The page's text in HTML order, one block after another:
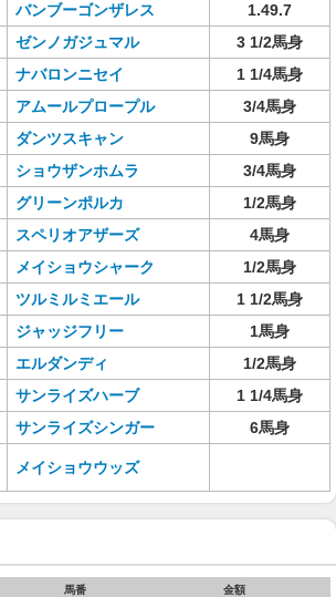
バンブーゴンザレス
1.49.7
ゼンノガジュマル
3 1/2馬身
ナバロンニセイ
1 1/4馬身
アムールプロープル
3/4馬身
ダンツスキャン
9馬身
ショウザンホムラ
3/4馬身
グリーンポルカ
1/2馬身
スペリオアザーズ
4馬身
メイショウシャーク
1/2馬身
ツルミルミエール
1 1/2馬身
ジャッジフリー
1馬身
エルダンディ
1/2馬身
サンライズハーブ
1 1/4馬身
サンライズシンガー
6馬身
メイショウウッズ
馬番 金額